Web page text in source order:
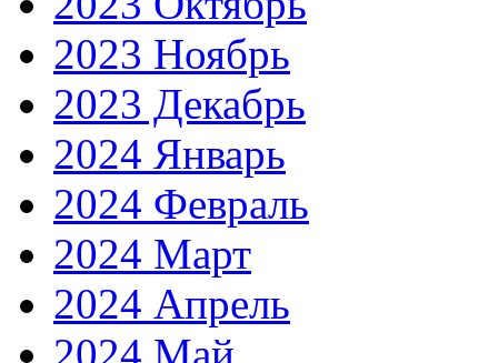
2023 Ноябрь
2023 Декабрь
2024 Январь
2024 Февраль
2024 Март
2024 Апрель
2024 Май